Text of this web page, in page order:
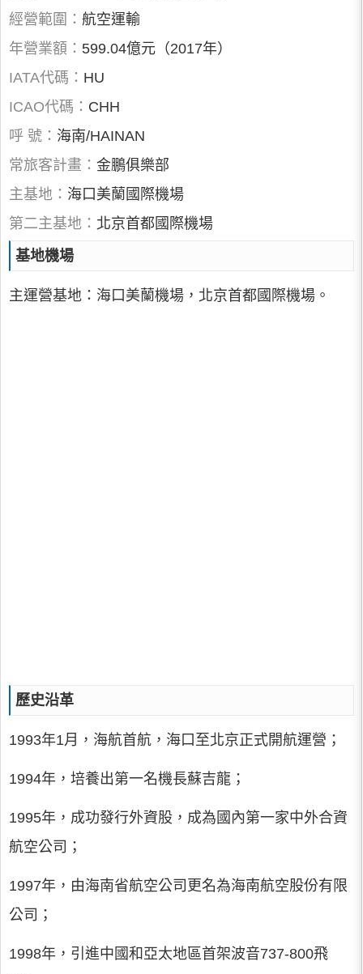
經營範圍： 航空運輸
年營業額： 599.04億元（2017年）
IATA代碼： HU
ICAO代碼： CHH
呼 號： 海南/HAINAN
常旅客計畫： 金鵬俱樂部
主基地： 海口美蘭國際機場
第二主基地： 北京首都國際機場
基地機場
主運營基地：海口美蘭機場，北京首都國際機場。
歷史沿革
1993年1月，海航首航，海口至北京正式開航運營；
1994年，培養出第一名機長蘇吉龍；
1995年，成功發行外資股，成為國內第一家中外合資
航空公司；
1997年，由海南省航空公司更名為海南航空股份有限
公司；
1998年，引進中國和亞太地區首架波音737-800飛